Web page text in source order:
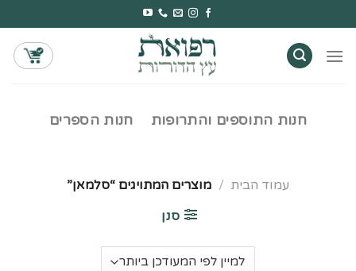
to
content
חנות התוספים והתרופות חנות הספרים
עמוד הבית / מוצרים המתויגים “סלמאן”
סנן